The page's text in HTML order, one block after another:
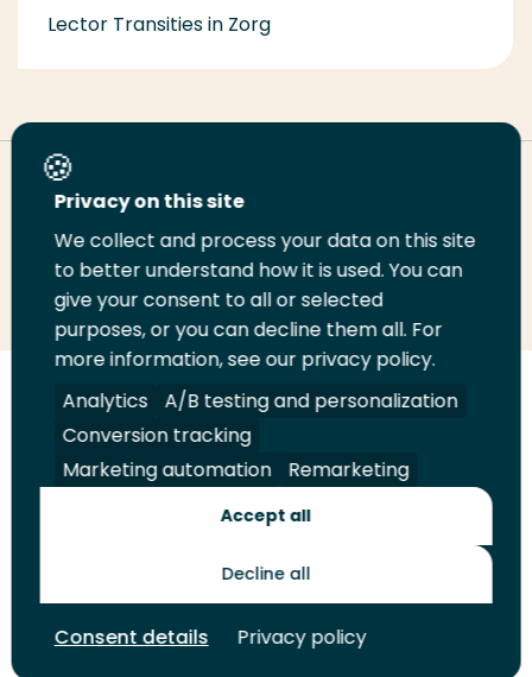
Lector Transities in Zorg
Deel deze pagina
Deel
LinkedIn
Deel
op
Twitter
Deel
op
Facebook
Email
deze
pagina
Print
deze
pagina
Volg
ons
op
LinkedIn
Volg
ons
op
Facebook
Volg
ons
op
YouTube
Volg
ons
op
Instagram
Juridisch Security A-Z Index
Contact
Toekomstmakers
Privacy on this site
We collect and process your data on this site
to better understand how it is used. You can
give your consent to all or selected
purposes, or you can decline them all. For
more information, see our privacy policy.
Analytics
A/B testing and personalization
Conversion tracking
Marketing automation
Remarketing
Accept all
Decline all
Consent details Privacy policy